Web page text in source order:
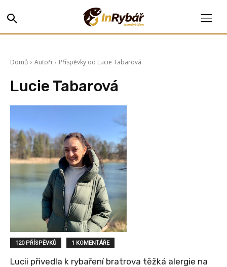
Domů Autoři Příspěvky od Lucie Tabarová
Lucie Tabarová
120 PŘÍSPĚVKŮ 1 KOMENTÁŘE
Lucii přivedla k rybaření bratrova těžká alergie na